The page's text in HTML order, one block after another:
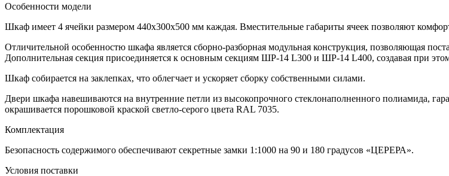
Особенности модели
Шкаф имеет 4 ячейки размером 440х300х500 мм каждая. Вместительные габариты ячеек позволяют
Отличительной особенностю шкафа является сборно-разборная модульная конструкция, позволяющая
Дополнительная секция присоединяется к основным секциям ШР-14 L300 и ШР-14 L400, создавая при
Шкаф собирается на заклепках, что облегчает и ускоряет сборку собственными силами.
Двери шкафа навешиваются на внутренние петли из высокопрочного стеклонаполненного полиамида,
окрашивается порошковой краской светло-серого цвета RAL 7035.
Комплектация
Безопасность содержимого обеспечивают секретные замки 1:1000 на 90 и 180 градусов «ЦЕРЕРА».
Условия поставки